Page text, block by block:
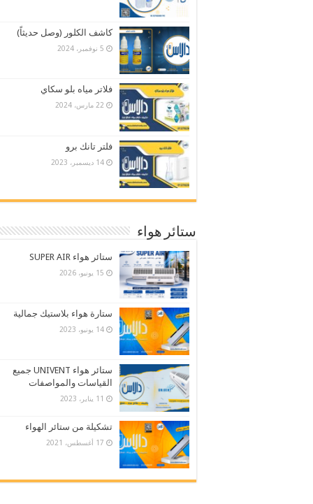
كاشف الكلور (وصل حديثاً)
5 نوفمبر، 2024
فلاتر مياه بلو سكاي
22 مارس، 2024
فلتر تانك برو
14 ديسمبر، 2023
ستائر هواء
ستائر هواء SUPER AIR
15 يونيو، 2026
ستارة هواء بلاستيك جمالية
14 يونيو، 2023
ستائر هواء UNIVENT جميع
القياسات والمواصفات
11 يناير، 2023
تشكيلة من ستائر الهواء
17 أغسطس، 2021